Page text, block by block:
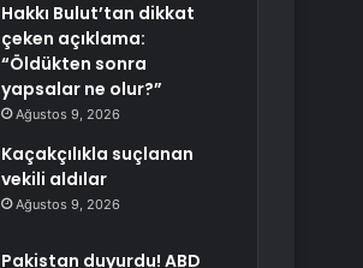
Hakkı Bulut’tan dikkat
çeken açıklama:
“Öldükten sonra
yapsalar ne olur?”
Ağustos 9, 2026
Kaçakçılıkla suçlanan
vekili aldılar
Ağustos 9, 2026
Pakistan duyurdu! ABD